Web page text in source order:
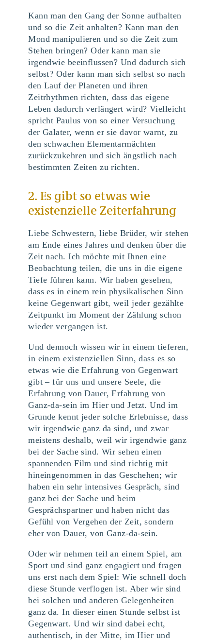
Kann man den Gang der Sonne aufhalten
und so die Zeit anhalten? Kann man den
Mond manipulieren und so die Zeit zum
Stehen bringen? Oder kann man sie
irgendwie beeinflussen? Und dadurch sich
selbst? Oder kann man sich selbst so nach
den Lauf der Planeten und ihren
Zeitrhythmen richten, dass das eigene
Leben dadurch verlängert wird? Vielleicht
spricht Paulus von so einer Versuchung
der Galater, wenn er sie davor warnt, zu
den schwachen Elementarmächten
zurückzukehren und sich ängstlich nach
bestimmten Zeiten zu richten.
2. Es gibt so etwas wie
existenzielle Zeiterfahrung
Liebe Schwestern, liebe Brüder, wir stehen
am Ende eines Jahres und denken über die
Zeit nach. Ich möchte mit Ihnen eine
Beobachtung teilen, die uns in die eigene
Tiefe führen kann. Wir haben gesehen,
dass es in einem rein physikalischen Sinn
keine Gegenwart gibt, weil jeder gezählte
Zeitpunkt im Moment der Zählung schon
wieder vergangen ist.
Und dennoch wissen wir in einem tieferen,
in einem existenziellen Sinn, dass es so
etwas wie die Erfahrung von Gegenwart
gibt – für uns und unsere Seele, die
Erfahrung von Dauer, Erfahrung von
Ganz-da-sein im Hier und Jetzt. Und im
Grunde kennt jeder solche Erlebnisse, dass
wir irgendwie ganz da sind, und zwar
meistens deshalb, weil wir irgendwie ganz
bei der Sache sind. Wir sehen einen
spannenden Film und sind richtig mit
hineingenommen in das Geschehen; wir
haben ein sehr intensives Gespräch, sind
ganz bei der Sache und beim
Gesprächspartner und haben nicht das
Gefühl von Vergehen der Zeit, sondern
eher von Dauer, von Ganz-da-sein.
Oder wir nehmen teil an einem Spiel, am
Sport und sind ganz engagiert und fragen
uns erst nach dem Spiel: Wie schnell doch
diese Stunde verflogen ist. Aber wir sind
bei solchen und anderen Gelegenheiten
ganz da. In dieser einen Stunde selbst ist
Gegenwart. Und wir sind dabei echt,
authentisch, in der Mitte, im Hier und